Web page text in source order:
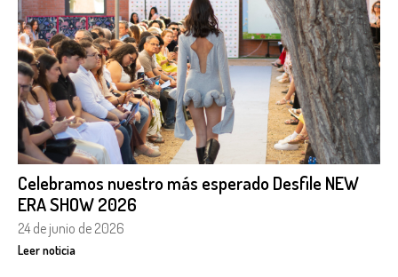
Celebramos nuestro más esperado Desfile NEW
ERA SHOW 2026
24 de junio de 2026
Leer noticia